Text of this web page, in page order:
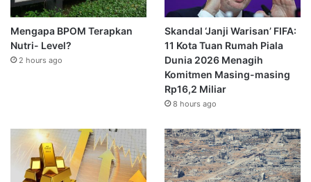
Mengapa BPOM Terapkan
Nutri- Level?
2 hours ago
Skandal ‘Janji Warisan’ FIFA:
11 Kota Tuan Rumah Piala
Dunia 2026 Menagih
Komitmen Masing-masing
Rp16,2 Miliar
8 hours ago